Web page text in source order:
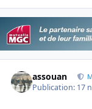
assouan
Publication: 17